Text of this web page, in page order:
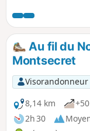
téméraires.
Au fil du
Montsecret
Visorandonneur
8,14 km
2h 30